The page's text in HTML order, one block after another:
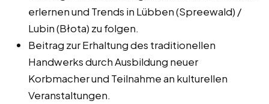
erlernen und Trends in Lübben (Spreewald) /
Lubin (Błota) zu folgen.
Beitrag zur Erhaltung des traditionellen
Handwerks durch Ausbildung neuer
Korbmacher und Teilnahme an kulturellen
Veranstaltungen.